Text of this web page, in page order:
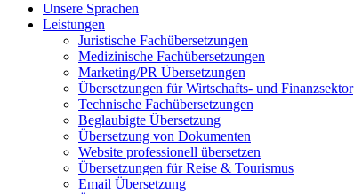
Unsere Sprachen
Leistungen
Juristische Fachübersetzungen
Medizinische Fachübersetzungen
Marketing/PR Übersetzungen
Übersetzungen für Wirtschafts- und Finanzsektor
Technische Fachübersetzungen
Beglaubigte Übersetzung
Übersetzung von Dokumenten
Website professionell übersetzen
Übersetzungen für Reise & Tourismus
Email Übersetzung